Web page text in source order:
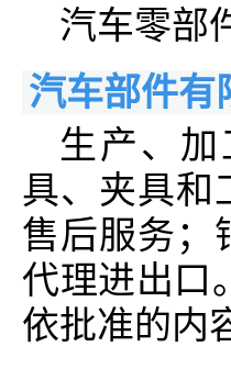
汽车零部
汽车部件有
生产、
具、夹具和
售后服务；
代理进出口
依批准的内